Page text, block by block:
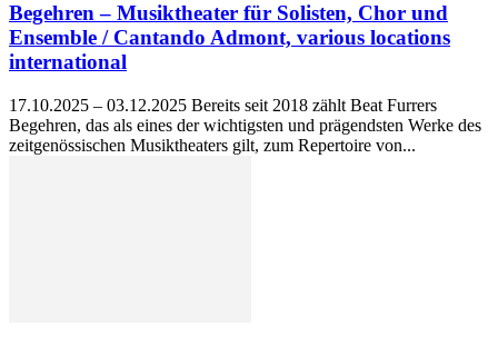
Begehren – Musiktheater für Solisten, Chor und
Ensemble / Cantando Admont, various locations
international
17.10.2025 – 03.12.2025 Bereits seit 2018 zählt Beat Furrers
Begehren, das als eines der wichtigsten und prägendsten Werke des
zeitgenössischen Musiktheaters gilt, zum Repertoire von...